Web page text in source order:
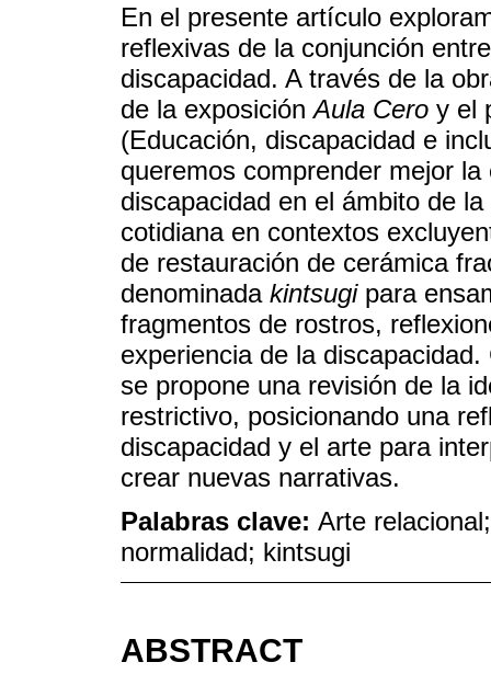
En el presente artículo
reflexivas de la conjunción
discapacidad. A través de la
de la exposiciónAula Cero y el
(Educación, discapacidad e
queremos comprender mejor
discapacidad en el ámbito de
cotidiana en contextos
de restauración de cerámica
denominada kintsugipara
fragmentos de rostros,
experiencia de la
se propone una revisión de la
restrictivo, posicionando una
discapacidad y el arte para
crear nuevas narrativas.
Palabras clave: Arte
normalidad; kintsugi
ABSTRACT